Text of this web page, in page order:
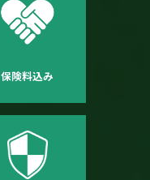
保険料込み